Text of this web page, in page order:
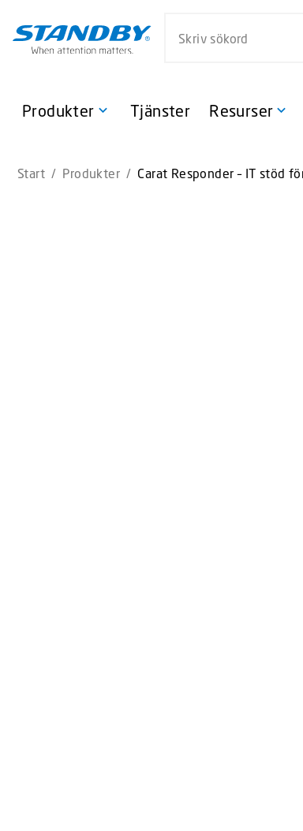
k
o
n
Produkter Tjänster Resurser
Start / Produkter / Carat Responder – IT stöd